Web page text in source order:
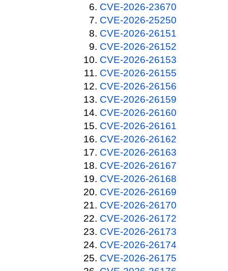
CVE-2026-23670
CVE-2026-25250
CVE-2026-26151
CVE-2026-26152
CVE-2026-26153
CVE-2026-26155
CVE-2026-26156
CVE-2026-26159
CVE-2026-26160
CVE-2026-26161
CVE-2026-26162
CVE-2026-26163
CVE-2026-26167
CVE-2026-26168
CVE-2026-26169
CVE-2026-26170
CVE-2026-26172
CVE-2026-26173
CVE-2026-26174
CVE-2026-26175